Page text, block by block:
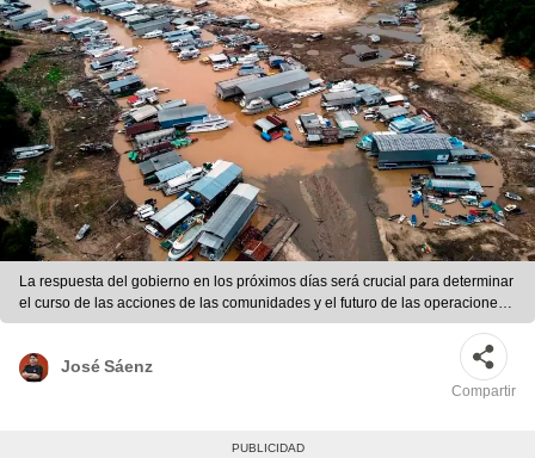
La respuesta del gobierno en los próximos días será crucial para determinar
el curso de las acciones de las comunidades y el futuro de las operaciones
petroleras en la región. Foto: Andina
José Sáenz
Compartir